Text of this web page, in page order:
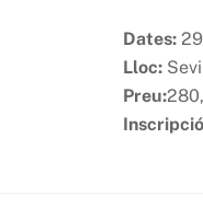
Dates:
Lloc:
Preu: